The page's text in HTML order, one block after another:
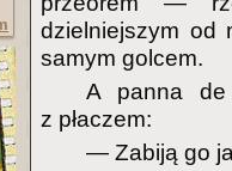
dzielniejszym od
samym golcem.
A panna de
z płaczem:
— Zabiją go